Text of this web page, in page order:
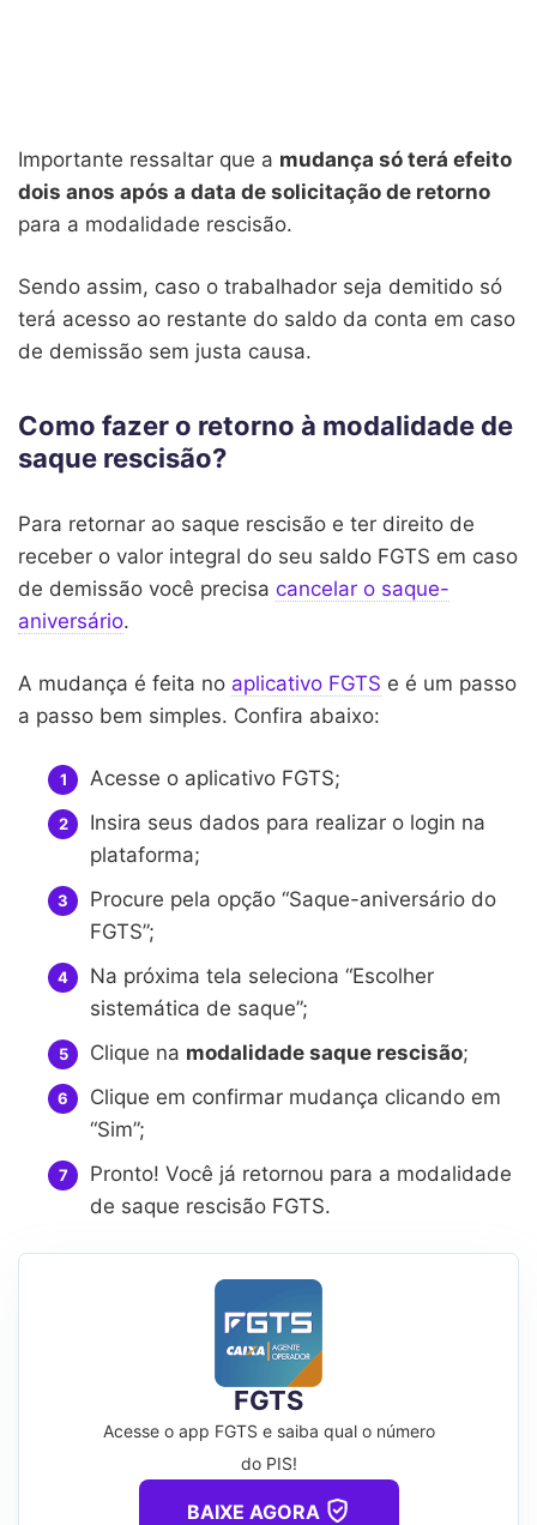
Importante ressaltar que a mudança só terá efeito
dois anos após a data de solicitação de retorno
para a modalidade rescisão.
Sendo assim, caso o trabalhador seja demitido só
terá acesso ao restante do saldo da conta em caso
de demissão sem justa causa.
Como fazer o retorno à modalidade de
saque rescisão?
Para retornar ao saque rescisão e ter direito de
receber o valor integral do seu saldo FGTS em caso
de demissão você precisa cancelar o saque-
aniversário.
A mudança é feita no aplicativo FGTS e é um passo
a passo bem simples. Confira abaixo:
Acesse o aplicativo FGTS;
Insira seus dados para realizar o login na
plataforma;
Procure pela opção “Saque-aniversário do
FGTS”;
Na próxima tela seleciona “Escolher
sistemática de saque”;
Clique na modalidade saque rescisão;
Clique em confirmar mudança clicando em
“Sim”;
Pronto! Você já retornou para a modalidade
de saque rescisão FGTS.
FGTS
Acesse o app FGTS e saiba qual o número
do PIS!
BAIXE AGORA